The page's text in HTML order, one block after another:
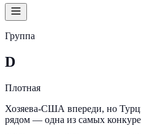
Группа
D
Плотная
Хозяева-США впереди, но
рядом — одна из самых